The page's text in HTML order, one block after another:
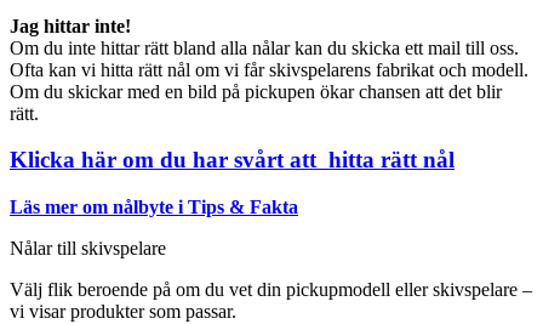
Jag hittar inte!
Om du inte hittar rätt bland alla nålar kan du skicka ett mail till oss.
Ofta kan vi hitta rätt nål om vi får skivspelarens fabrikat och modell.
Om du skickar med en bild på pickupen ökar chansen att det blir
rätt.
Klicka här om du har svårt att hitta rätt nål
Läs mer om nålbyte i Tips & Fakta
Nålar till skivspelare
Välj flik beroende på om du vet din pickupmodell eller skivspelare –
vi visar produkter som passar.